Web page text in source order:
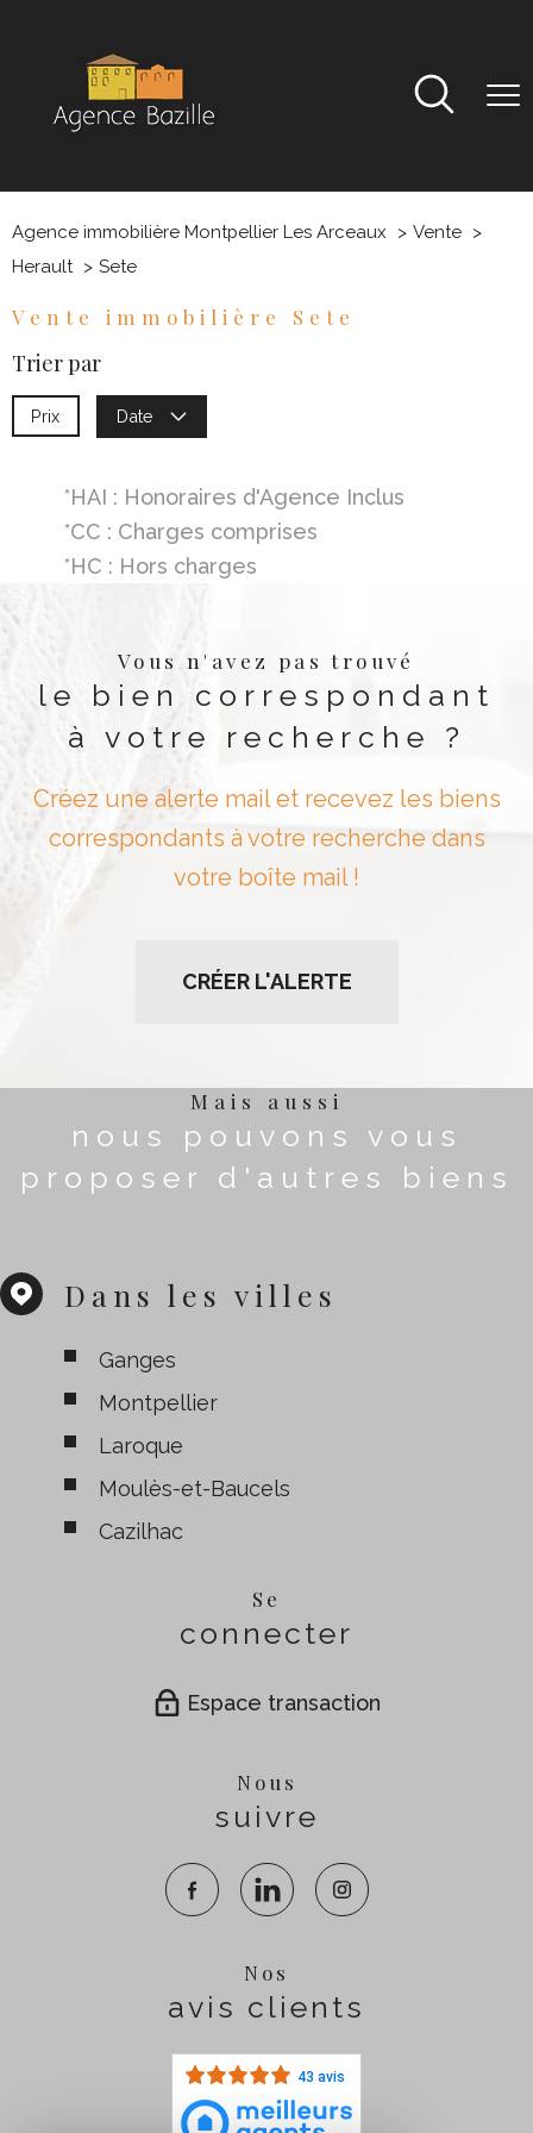
Agence immobilière Montpellier Les Arceaux
Vente
Herault
Sete
Vente immobilière Sete
Trier par
Prix Date
*HAI : Honoraires d'Agence Inclus
*CC : Charges comprises
*HC : Hors charges
Vous n'avez pas trouvé
le bien correspondant
à votre recherche ?
Créez une alerte mail et recevez les biens
correspondants à votre recherche dans
votre boîte mail !
CRÉER L'ALERTE
Mais aussi
nous pouvons vous
proposer d'autres biens
Dans les villes
Ganges
Montpellier
Laroque
Moulès-et-Baucels
Cazilhac
Se
connecter
Espace transaction
Nous
suivre
Nos
avis clients
43 avis